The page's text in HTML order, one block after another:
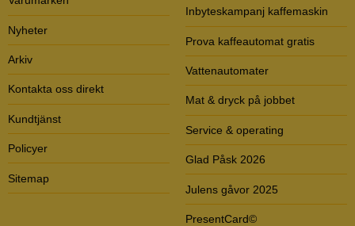
Nyheter
Arkiv
Kontakta oss direkt
Kundtjänst
Policyer
Sitemap
Inbyteskampanj kaffemaskin
Prova kaffeautomat gratis
Vattenautomater
Mat & dryck på jobbet
Service & operating
Glad Påsk 2026
Julens gåvor 2025
PresentCard©